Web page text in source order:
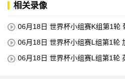
相关录像
06月18日 世界杯小组赛K组第1轮
06月18日 世界杯小组赛L组第1轮
06月18日 世界杯小组赛L组第1轮